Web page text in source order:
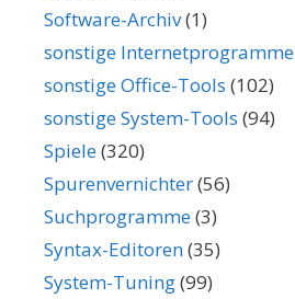
Software-Archiv(1)
sonstige Internetprogramme
sonstige Office-Tools (102)
sonstige System-Tools (94)
Spiele(320)
Spurenvernichter(56)
Suchprogramme(3)
Syntax-Editoren(35)
System-Tuning(99)